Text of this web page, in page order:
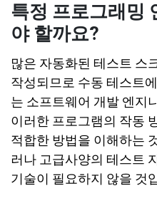
특정 프로그래밍
야 할까요?
많은 자동화된 테스트 스
작성되므로 수동 테스트
는 소프트웨어 개발 엔지
이러한 프로그램의 작동
적합한 방법을 이해하는
러나 고급사양의 테스트
기술이 필요하지 않을 것